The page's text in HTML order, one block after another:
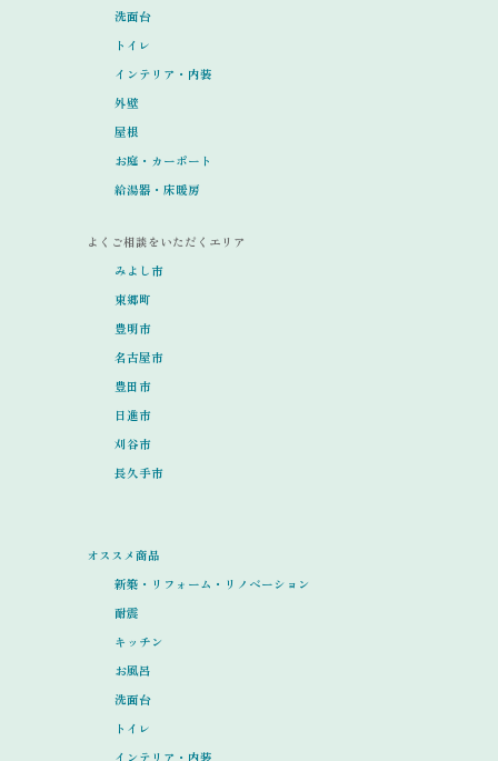
洗面台
トイレ
インテリア・内装
外壁
屋根
お庭・カーポート
給湯器・床暖房
よくご相談をいただくエリア
みよし市
東郷町
豊明市
名古屋市
豊田市
日進市
刈谷市
長久手市
オススメ商品
新築・リフォーム・リノベーション
耐震
キッチン
お風呂
洗面台
トイレ
インテリア・内装